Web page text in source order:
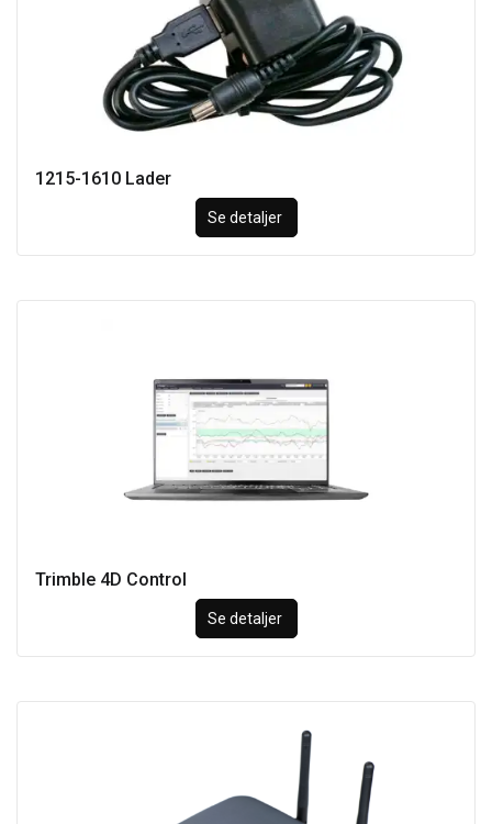
1215-1610 Lader
Se detaljer
Trimble 4D Control
Se detaljer